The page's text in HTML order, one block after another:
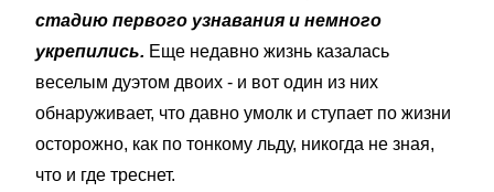
стадию первого узнавания и немного
укрепились. Еще недавно жизнь казалась
веселым дуэтом двоих - и вот один из них
обнаруживает, что давно умолк и ступает по жизни
осторожно, как по тонкому льду, никогда не зная,
что и где треснет.